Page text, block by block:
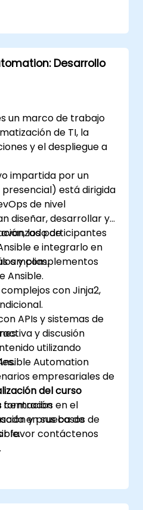
Desarrollo
un marco de trabajo
de TI, la
y el despliegue a
impartida por un
está dirigida
de nivel
diseñar, desarrollar y
de
e integrarlo en
amplias.
los participantes
y complementos
Ansible.
con Jinja2,
APIs y sistemas de
utilizando
y discusión
Automation
empresariales de
centrados en el
y prueba de
del curso
formación
en sus casos de
favor contáctenos